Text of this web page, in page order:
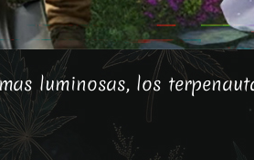
luminosas, los